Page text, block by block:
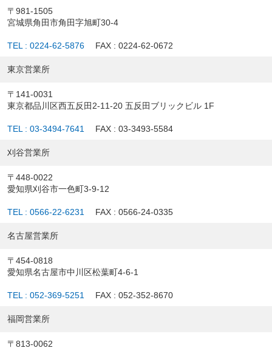
〒981-1505
宮城県角田市角田字旭町30-4
TEL : 0224-62-5876 FAX : 0224-62-0672
東京営業所
〒141-0031
東京都品川区西五反田2-11-20 五反田ブリックビル 1F
TEL : 03-3494-7641 FAX : 03-3493-5584
刈谷営業所
〒448-0022
愛知県刈谷市一色町3-9-12
TEL : 0566-22-6231 FAX : 0566-24-0335
名古屋営業所
〒454-0818
愛知県名古屋市中川区松葉町4-6-1
TEL : 052-369-5251 FAX : 052-352-8670
福岡営業所
〒813-0062